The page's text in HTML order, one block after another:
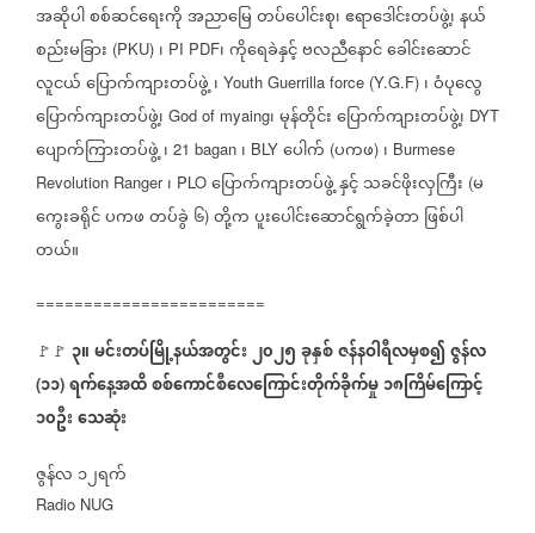
အဆိုပါစစ်ဆင်ရေးကိုအညာမြေတပ်ပေါင်းစု၊ဧရာဒေါင်းတပ်ဖွဲ့၊နယ်
စည်းမခြား (PKU) ၊ PI PDF၊ကိုရေခဲနှင့်ဗလညီနောင်ခေါင်းဆောင်
လူငယ်ပြောက်ကျားတပ်ဖွဲ့၊ Youth Guerrilla force (Y.G.F) ၊ဝံပုလွေ
ပြောက်ကျားတပ်ဖွဲ့၊ God of myaing၊မုန်တိုင်းပြောက်ကျားတပ်ဖွဲ့၊ DYT
ပျောက်ကြားတပ်ဖွဲ့၊ 21 bagan ၊ BLY ပေါက် (ပကဖ) ၊ Burmese
Revolution Ranger ၊ PLO ပြောက်ကျားတပ်ဖွဲ့နှင့်သခင်ဖိုးလှကြီး (မ
ကွေးခရိုင်ပကဖတပ်ခွဲ ၆) တို့ကပူးပေါင်းဆောင်ရွက်ခဲ့တာဖြစ်ပါ
တယ်။
========================
🚩🚩 ၃။မင်းတပ်မြို့နယ်အတွင်း၂၀၂၅ခုနှစ်ဇန်နဝါရီလမှစ၍ဇွန်လ
(၁၁) ရက်နေ့အထိစစ်ကောင်စီလေကြောင်းတိုက်ခိုက်မှု၁၈ကြိမ်ကြောင့်
၁၀ဦးသေဆုံး
ဇွန်လ ၁၂ရက်
Radio NUG